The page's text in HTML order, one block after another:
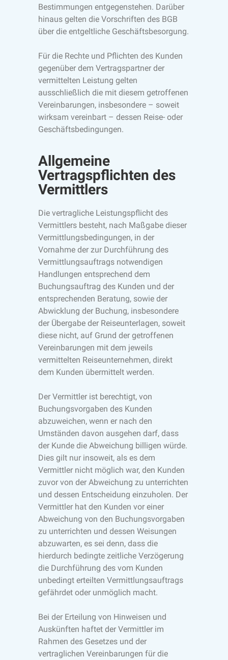
Bestimmungen entgegenstehen. Darüber
hinaus gelten die Vorschriften des BGB
über die entgeltliche Geschäftsbesorgung.
Für die Rechte und Pflichten des Kunden
gegenüber dem Vertragspartner der
vermittelten Leistung gelten
ausschließlich die mit diesem getroffenen
Vereinbarungen, insbesondere – soweit
wirksam vereinbart – dessen Reise- oder
Geschäftsbedingungen.
Allgemeine
Vertragspflichten des
Vermittlers
Die vertragliche Leistungspflicht des
Vermittlers besteht, nach Maßgabe dieser
Vermittlungsbedingungen, in der
Vornahme der zur Durchführung des
Vermittlungsauftrags notwendigen
Handlungen entsprechend dem
Buchungsauftrag des Kunden und der
entsprechenden Beratung, sowie der
Abwicklung der Buchung, insbesondere
der Übergabe der Reiseunterlagen, soweit
diese nicht, auf Grund der getroffenen
Vereinbarungen mit dem jeweils
vermittelten Reiseunternehmen, direkt
dem Kunden übermittelt werden.
Der Vermittler ist berechtigt, von
Buchungsvorgaben des Kunden
abzuweichen, wenn er nach den
Umständen davon ausgehen darf, dass
der Kunde die Abweichung billigen würde.
Dies gilt nur insoweit, als es dem
Vermittler nicht möglich war, den Kunden
zuvor von der Abweichung zu unterrichten
und dessen Entscheidung einzuholen. Der
Vermittler hat den Kunden vor einer
Abweichung von den Buchungsvorgaben
zu unterrichten und dessen Weisungen
abzuwarten, es sei denn, dass die
hierdurch bedingte zeitliche Verzögerung
die Durchführung des vom Kunden
unbedingt erteilten Vermittlungsauftrags
gefährdet oder unmöglich macht.
Bei der Erteilung von Hinweisen und
Auskünften haftet der Vermittler im
Rahmen des Gesetzes und der
vertraglichen Vereinbarungen für die